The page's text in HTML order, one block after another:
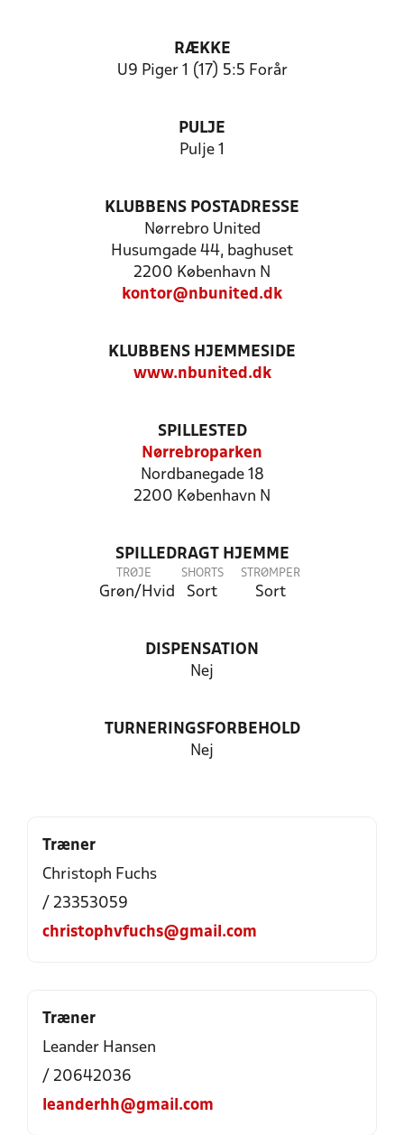
RÆKKE
U9 Piger 1 (17) 5:5 Forår
PULJE
Pulje 1
KLUBBENS POSTADRESSE
Nørrebro United
Husumgade 44, baghuset
2200 København N
kontor@nbunited.dk
KLUBBENS HJEMMESIDE
www.nbunited.dk
SPILLESTED
Nørrebroparken
Nordbanegade 18
2200 København N
SPILLEDRAGT HJEMME
TRØJE
Grøn/Hvid
SHORTS
Sort
STRØMPER
Sort
DISPENSATION
Nej
TURNERINGSFORBEHOLD
Nej
Træner
Christoph Fuchs
/ 23353059
christophvfuchs@gmail.com
Træner
Leander Hansen
/ 20642036
leanderhh@gmail.com